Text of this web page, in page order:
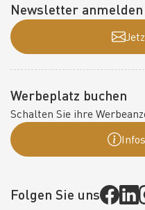
Newsletter anmelden
Werbeplatz buchen
Schalten Sie ihre
Folgen Sie uns